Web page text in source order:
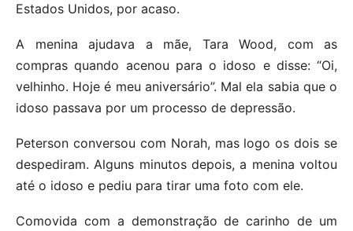
Estados Unidos, por acaso.
A menina ajudava a mãe, Tara Wood, com as
compras quando acenou para o idoso e disse: “Oi,
velhinho. Hoje é meu aniversário”. Mal ela sabia que o
idoso passava por um processo de depressão.
Peterson conversou com Norah, mas logo os dois se
despediram. Alguns minutos depois, a menina voltou
até o idoso e pediu para tirar uma foto com ele.
Comovida com a demonstração de carinho de um